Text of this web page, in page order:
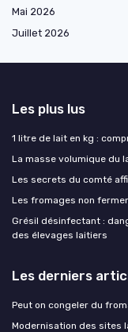
Mai 2026
Juillet 2026
Les plus lus
1 litre de lait en kg :
La masse volumique du
Les secrets du comté
Les fromages non
Grésil désinfectant :
des élevages laitiers
Les derniers
Peut on congeler du
Modernisation des sites